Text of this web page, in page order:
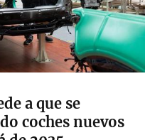
a que se
coches nuevos